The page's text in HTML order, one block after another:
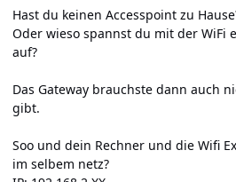
Hast du keinen Accesspoint zu
Oder wieso spannst du mit der WiFi
auf?
Das Gateway brauchste dann auch
gibt.
Soo und dein Rechner und die Wifi
im selbem netz?